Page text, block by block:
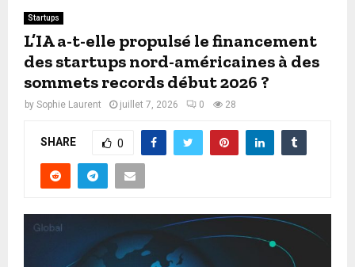
Startups
L’IA a-t-elle propulsé le financement
des startups nord-américaines à des
sommets records début 2026 ?
by Sophie Laurent juillet 7, 2026 0 28
SHARE 0